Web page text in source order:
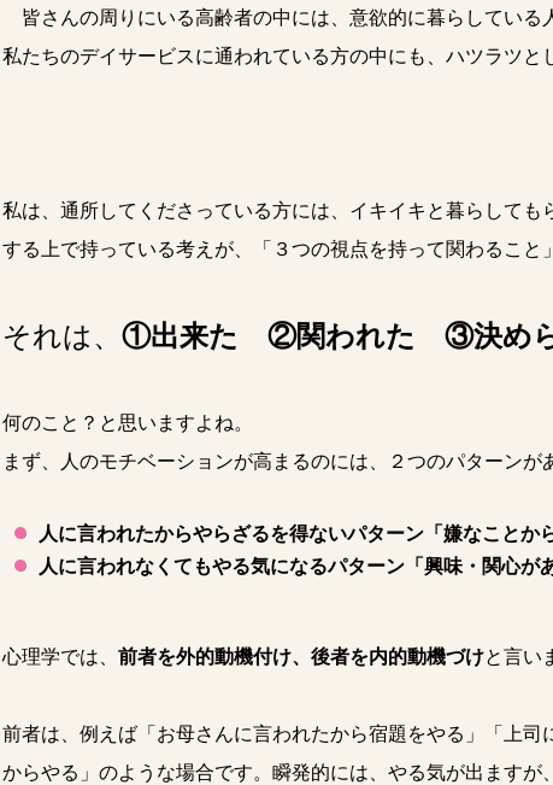
皆さんの周りにいる高齢者の中には、意欲的に暮らしている
私たちのデイサービスに通われている方の中にも、ハツラツと
私は、通所してくださっている方には、イキイキと暮らして
する上で持っている考えが、「３つの視点を持って関わること
それは、 ①出来た ②関われた ③決め
何のこと？と思いますよね。
まず、人のモチベーションが高まるのには、２つのパターンが
人に言われたからやらざるを得ないパターン「嫌なことか
人に言われなくてもやる気になるパターン「興味・関心が
心理学では、 前者を外的動機付け、後者を内的動機づけと言い
前者は、例えば「お母さんに言われたから宿題をやる」「上司
からやる」のような場合です。瞬発的には、やる気が出ますが